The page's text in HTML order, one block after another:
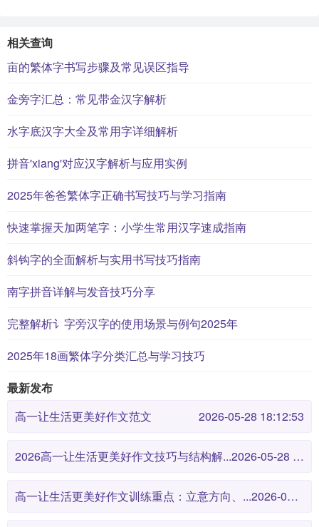
相关查询
亩的繁体字书写步骤及常见误区指导
金旁字汇总：常见带金汉字解析
水字底汉字大全及常用字详细解析
拼音'xiang'对应汉字解析与应用实例
2025年爸爸繁体字正确书写技巧与学习指南
快速掌握天加两笔字：小学生常用汉字速成指南
斜钩字的全面解析与实用书写技巧指南
南字拼音详解与发音技巧分享
完整解析讠字旁汉字的使用场景与例句2025年
2025年18画繁体字分类汇总与学习技巧
最新发布
高一让生活更美好作文范文
2026-05-28 18:12:53
2026高一让生活更美好作文技巧与结构解... 2026-05-28 18:12:46
高一让生活更美好作文训练重点：立意方向、... 2026-05-28 18:12:38